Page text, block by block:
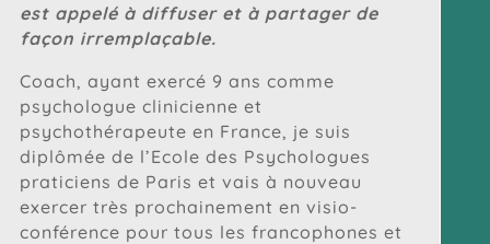
est appelé à diffuser et à partager de
façon irremplaçable.
Coach, ayant exercé 9 ans comme
psychologue clinicienne et
psychothérapeute en France, je suis
diplômée de l’Ecole des Psychologues
praticiens de Paris et vais à nouveau
exercer très prochainement en visio-
conférence pour tous les francophones et